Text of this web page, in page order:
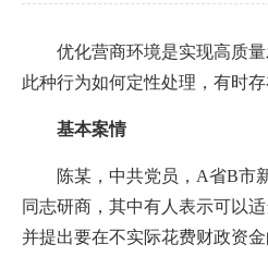
优化营商环境是实现高质量
此种行为如何定性处理，有时
基本案情
陈某，中共党员，A省B市新
同志研商，其中有人表示可以
并提出要在不实际花费财政资